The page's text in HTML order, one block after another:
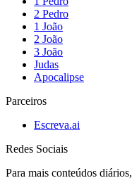
2 Pedro
1 João
2 João
3 João
Judas
Apocalipse
Parceiros
Escreva.ai
Redes Sociais
Para mais conteúdos diários,